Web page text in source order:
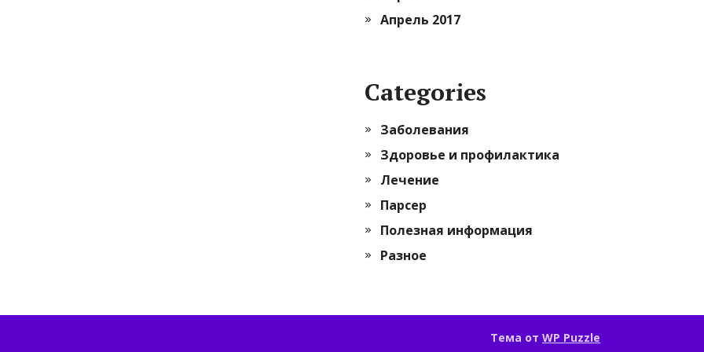
Апрель 2017
Categories
Заболевания
Здоровье и профилактика
Лечение
Парсер
Полезная информация
Разное
Тема от WP Puzzle